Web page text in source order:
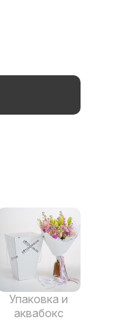
Упаковка и
аквабокс